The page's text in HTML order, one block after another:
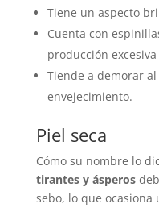
Tiene un aspecto
Cuenta con
producción
Tiende a demorar
envejecimiento.
Piel seca
Cómo su nombre lo
tirantes y ásperos
sebo, lo que